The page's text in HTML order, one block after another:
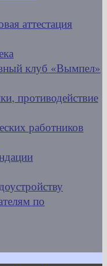
аттестация
клуб «Вымпел»
противодействие
работников
по